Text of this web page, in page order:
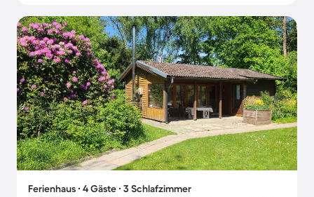
Ferienhaus ∙ 4 Gäste ∙ 3 Schlafzimmer